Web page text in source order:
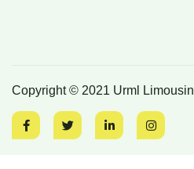
Copyright © 2021 Urml Limousin